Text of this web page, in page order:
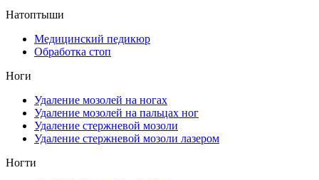
Натоптыши
Медицинский педикюр
Обработка стоп
Ноги
Удаление мозолей на ногах
Удаление мозолей на пальцах ног
Удаление стержневой мозоли
Удаление стержневой мозоли лазером
Ногти